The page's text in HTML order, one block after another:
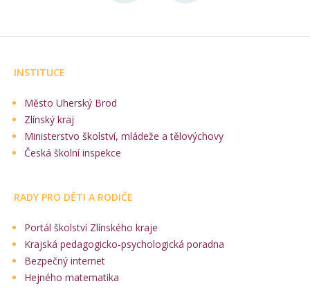
INSTITUCE
Město Uherský Brod
Zlínský kraj
Ministerstvo školství, mládeže a tělovýchovy
Česká školní inspekce
RADY PRO DĚTI A RODIČE
Portál školství Zlínského kraje
Krajská pedagogicko-psychologická poradna
Bezpečný internet
Hejného matematika